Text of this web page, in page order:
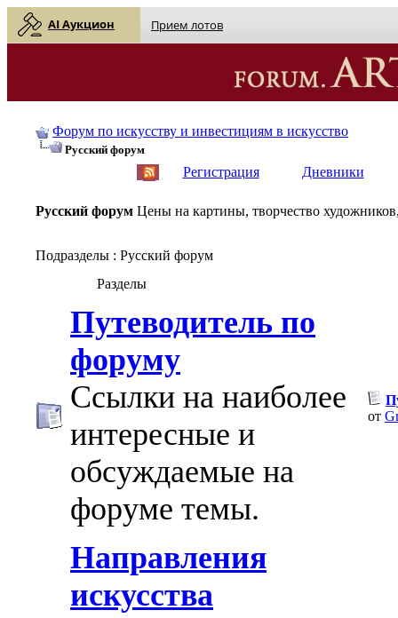
AI Аукцион Прием лотов
Форум по искусству и инвестициям в искусство
Русский форум
Регистрация Дневники
Русский форум Цены на картины, творчество
Подразделы : Русский форум
Разделы
Путеводитель по
форуму
Ссылки на наиболее
интересные и
обсуждаемые на
форуме темы.
от
Направления
искусства